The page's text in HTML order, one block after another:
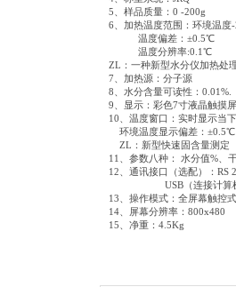
5、样品质量：0 -200g
6、加热温度范围：环境温
温度偏差：±0.5℃
温度分辨率:0.1℃
ZL：一种新型水分仪加热处
7、加热源：分子源
8、水分含量可读性：0.01%.
9、显示：彩色7寸液晶触摸屏
10、温度窗口：实时显示当
环境温度显示偏差：±0.5℃
ZL：新型快速固含量测定
11、参数八种： 水分值%、
12、通讯接口（选配）
USB（连接计算机
13、操作模式：全屏幕触控式
14、屏幕分辨率：800x480
15、净重：4.5Kg